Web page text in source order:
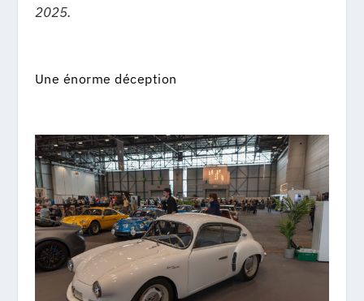
2025.
Une énorme déception